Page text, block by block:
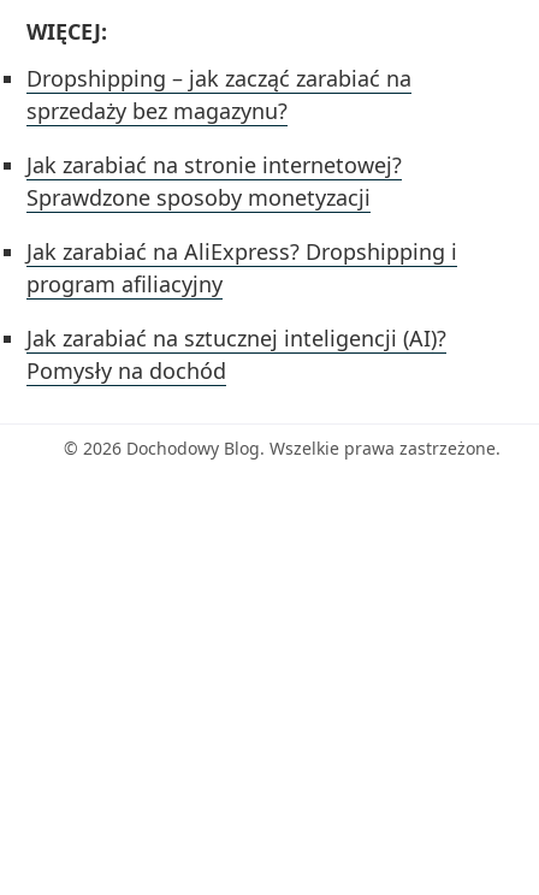
WIĘCEJ:
Dropshipping – jak zacząć zarabiać na
sprzedaży bez magazynu?
Jak zarabiać na stronie internetowej?
Sprawdzone sposoby monetyzacji
Jak zarabiać na AliExpress? Dropshipping i
program afiliacyjny
Jak zarabiać na sztucznej inteligencji (AI)?
Pomysły na dochód
© 2026 Dochodowy Blog. Wszelkie prawa zastrzeżone.